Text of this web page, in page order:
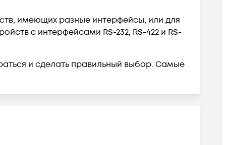
имеющих разные интерфейсы, или для
с интерфейсами RS-232, RS-422 и RS-
и сделать правильный выбор. Самые